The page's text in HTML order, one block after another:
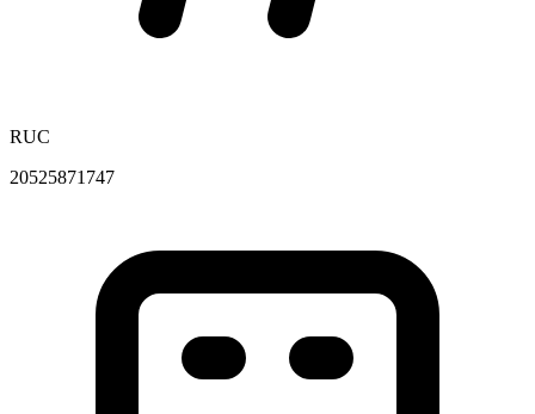
RUC
20525871747